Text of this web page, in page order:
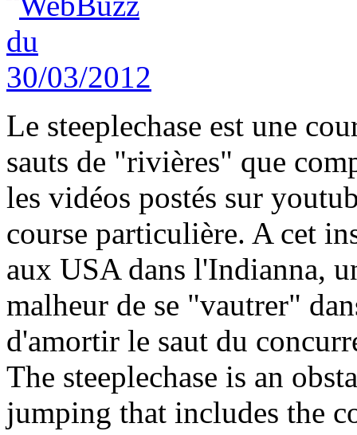
Le steeplechase est une
sauts de "rivières" que
les vidéos postés sur
course particulière. A cet
aux USA dans l'Indianna,
malheur de se "vautrer"
d'amortir le saut du
The steeplechase is an
jumping that includes the